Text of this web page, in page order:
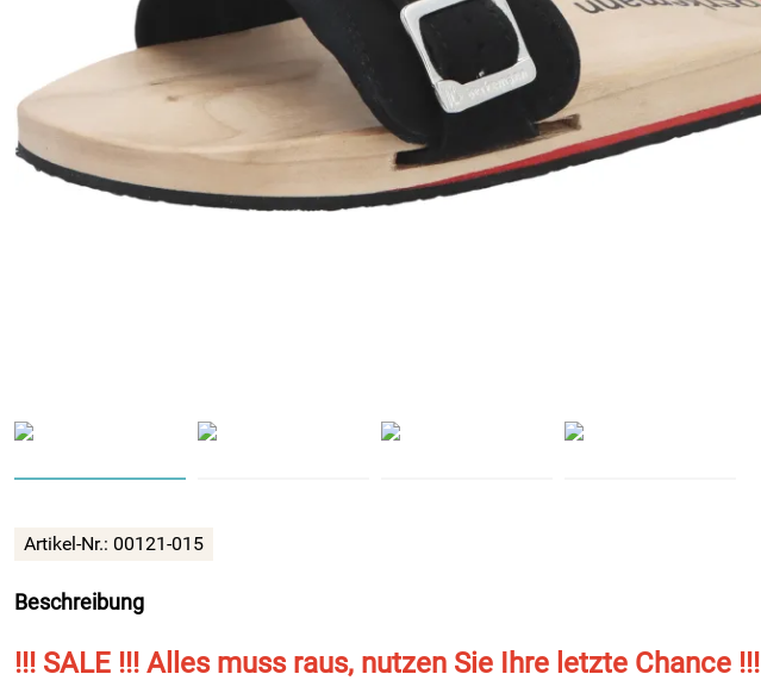
Artikel-Nr.: 00121-015
Beschreibung
!!! SALE !!! Alles muss raus, nutzen Sie Ihre letzte Chance !!!